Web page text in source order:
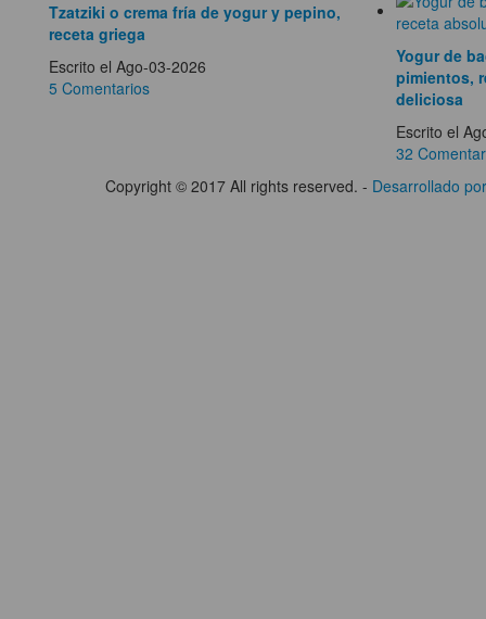
Tzatziki o crema fría de yogur y pepino,
receta griega
Escrito el Ago-03-2026
5 Comentarios
Yogur de
pimientos,
deliciosa
Escrito el
32
Copyright © 2017 All rights reserved. - Desarrollado